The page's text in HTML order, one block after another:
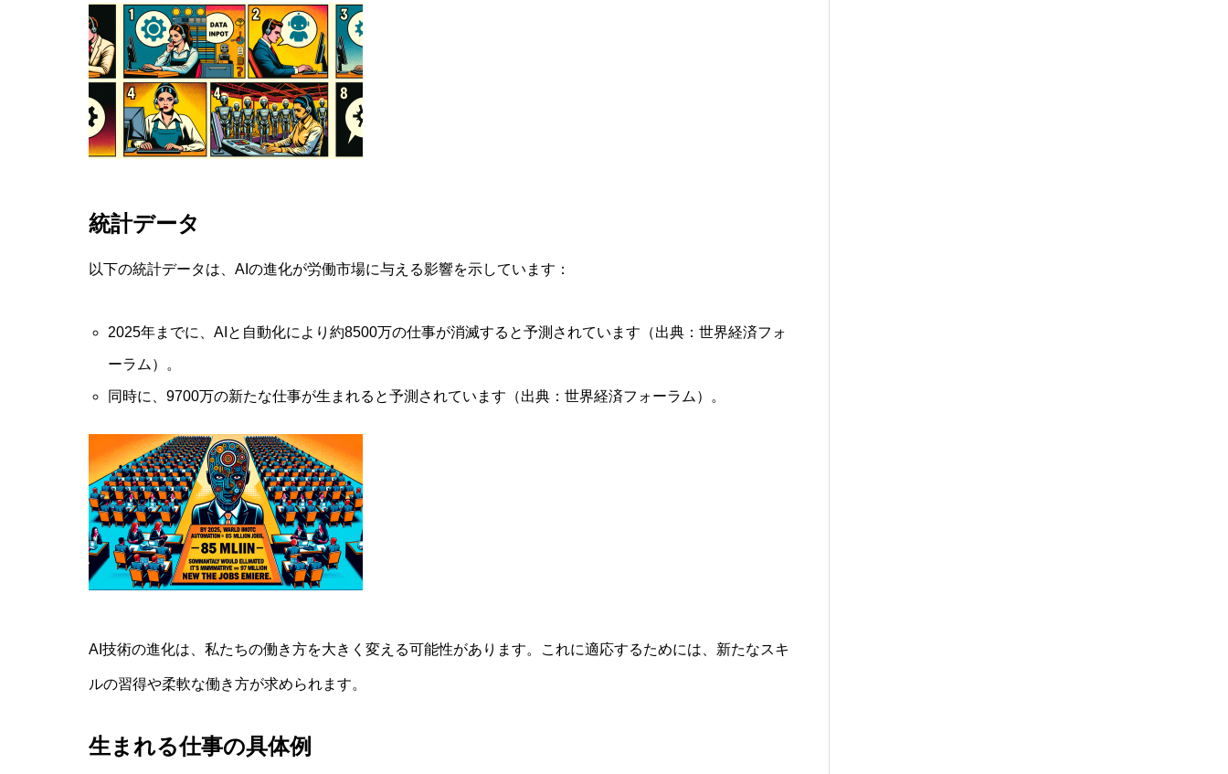
統計データ
以下の統計データは、AIの進化が労働市場に与える影響を示しています：
2025年までに、AIと自動化により約8500万の仕事が消滅すると予測されています（出典：世界経済フォ
ーラム）。
同時に、9700万の新たな仕事が生まれると予測されています（出典：世界経済フォーラム）。
AI技術の進化は、私たちの働き方を大きく変える可能性があります。これに適応するためには、新たなスキ
ルの習得や柔軟な働き方が求められます。
生まれる仕事の具体例